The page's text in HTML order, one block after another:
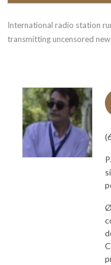
International radio station
transmitting uncensored